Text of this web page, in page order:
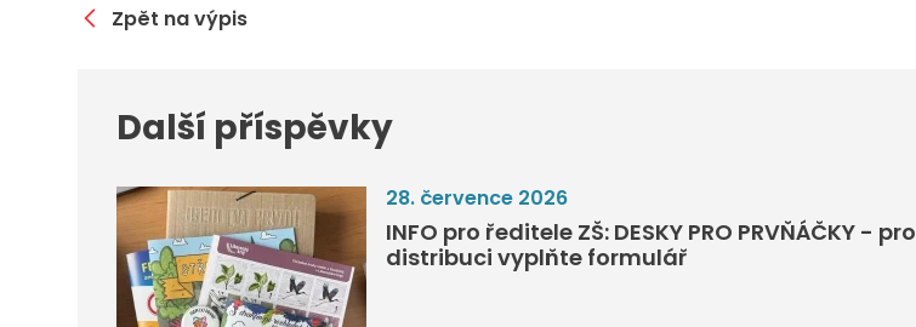
Zpět na výpis
Další příspěvky
28. července 2026
INFO pro ředitele ZŠ: DESKY PRO PRVŇÁČKY - pro
distribuci vyplňte formulář